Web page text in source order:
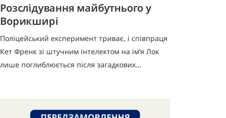
Розслідування майбутнього у
Ворикширі
Поліцейський експеримент триває, і співпраця
Кет Френк зі штучним інтелектом на ім’я Лок
лише поглиблюється після загадкових